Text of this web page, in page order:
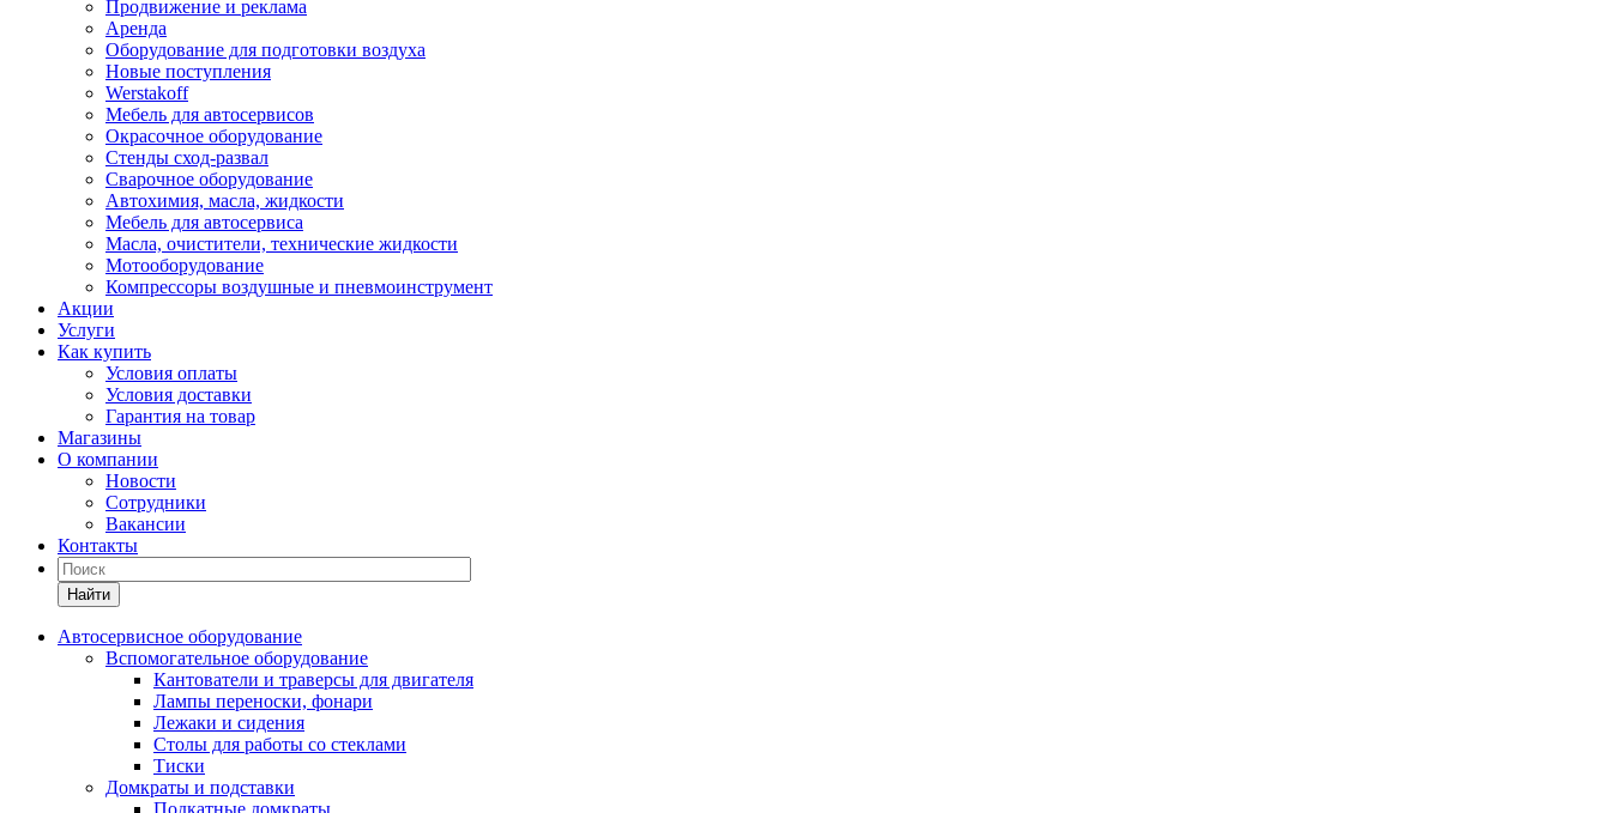
Продвижение и реклама
Аренда
Оборудование для подготовки воздуха
Новые поступления
Werstakoff
Мебель для автосервисов
Окрасочное оборудование
Стенды сход-развал
Сварочное оборудование
Автохимия, масла, жидкости
Мебель для автосервиса
Масла, очистители, технические жидкости
Мотооборудование
Компрессоры воздушные и пневмоинструмент
Акции
Услуги
Как купить
Условия оплаты
Условия доставки
Гарантия на товар
Магазины
О компании
Новости
Сотрудники
Вакансии
Контакты
Найти
Автосервисное оборудование
Вспомогательное оборудование
Кантователи и траверсы для двигателя
Лампы переноски, фонари
Лежаки и сидения
Столы для работы со стеклами
Тиски
Домкраты и подставки
Подкатные домкраты